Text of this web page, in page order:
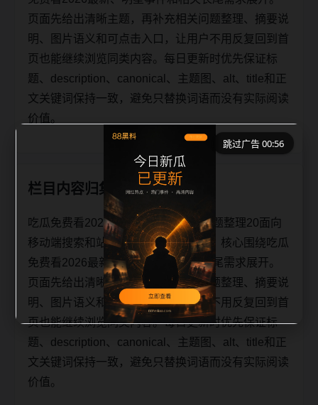
页面先给出清晰主题，再补充相关问题整理、摘要说
明、图片语义和可点击入口，让用户不用反复回到首
页也能继续浏览同类内容。每日更新时优先保证标
题、description、canonical、主题图、alt、title和正
文关键词保持一致，避免只替换词语而没有实际阅读
价值。
栏目内容归集
吃瓜免费看2026最新明星事件相关问题整理20面向
移动端搜索和站内连续阅读场景整理，核心围绕吃瓜
免费看2026最新、明星事件和相关长尾需求展开。
页面先给出清晰主题，再补充相关问题整理、摘要说
明、图片语义和可点击入口，让用户不用反复回到首
页也能继续浏览同类内容。每日更新时优先保证标
题、description、canonical、主题图、alt、title和正
文关键词保持一致，避免只替换词语而没有实际阅读
价值。
跳过广告 00:56